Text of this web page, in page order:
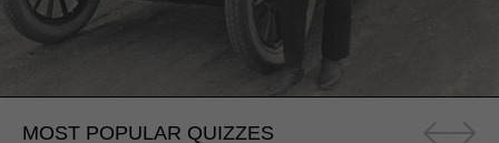
MOST POPULAR QUIZZES